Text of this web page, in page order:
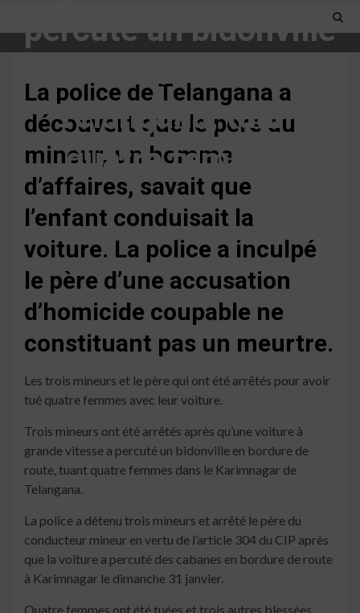
percuté un bidonville
au bord de la route à
Telangana, tuant
quatre femmes
La police de Telangana a
découvert que le père du
mineur, un homme
d’affaires, savait que
l’enfant conduisait la
voiture. La police a inculpé
le père d’une accusation
d’homicide coupable ne
constituant pas un meurtre.
Les trois mineurs et le père qui ont été arrêtés pour avoir
tué quatre femmes avec leur voiture.
Trois mineurs ont été arrêtés après qu’une voiture à
grande vitesse a percuté un bidonville en bordure de
route, tuant quatre femmes dans le Karimnagar de
Telangana.
La police a détenu trois mineurs et arrêté le père du
conducteur mineur en vertu de l’article 304 du CIP après
que la voiture a percuté des cabanes en bordure de route
à Karimnagar le dimanche 31 janvier.
Quatre femmes ont été tuées et trois autres blessées